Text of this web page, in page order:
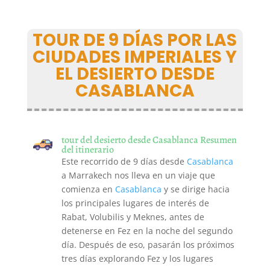
TOUR DE 9 DÍAS POR LAS
CIUDADES IMPERIALES Y
EL DESIERTO DESDE
CASABLANCA
tour del desierto desde Casablanca Resumen
del itinerario
Este recorrido de 9 días desde Casablanca
a Marrakech nos lleva en un viaje que
comienza en Casablanca y se dirige hacia
los principales lugares de interés de
Rabat, Volubilis y Meknes, antes de
detenerse en Fez en la noche del segundo
día. Después de eso, pasarán los próximos
tres días explorando Fez y los lugares